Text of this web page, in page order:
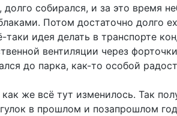
долго собирался, и за это время
Потом достаточно долго
таки идея делать в транспорте
вентиляции через
до парка, как-то особой
же всё тут изменилось. Так
в прошлом и позапрошлом